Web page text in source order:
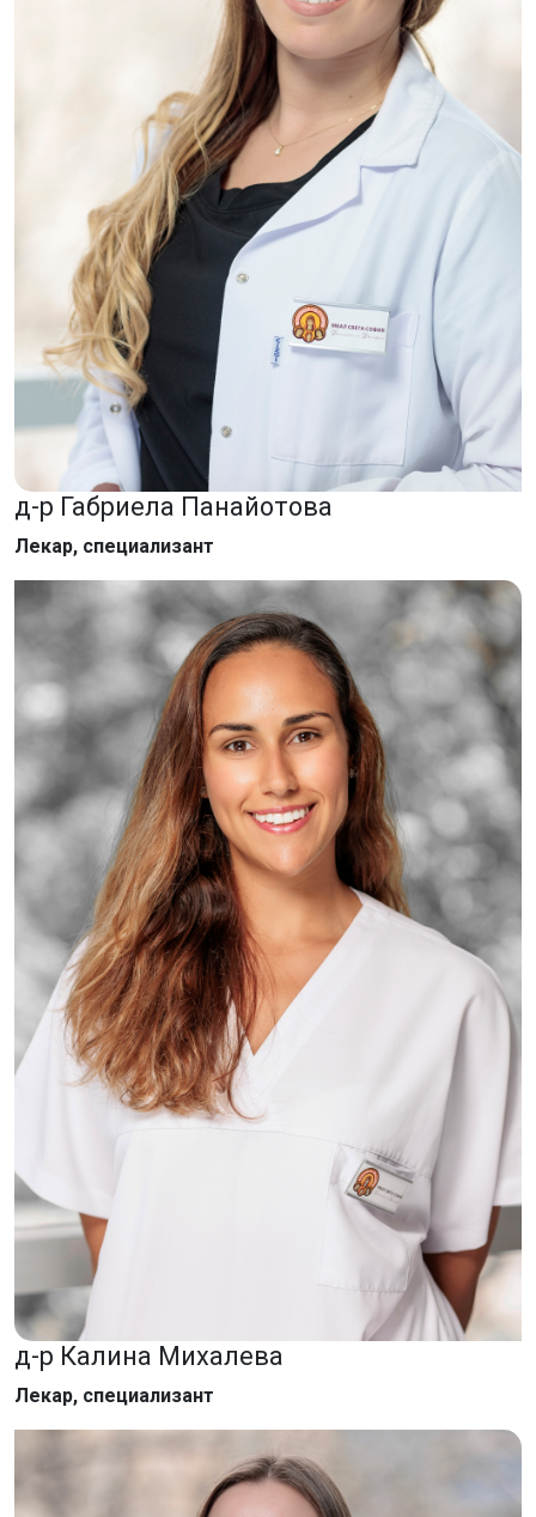
д-р Габриела Панайотова
Лекар, специализант
д-р Калина Михалева
Лекар, специализант